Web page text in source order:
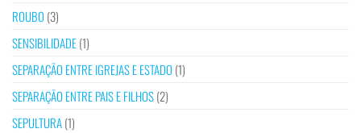
ROUBO (3)
SENSIBILIDADE(1)
SEPARAÇÃO ENTRE IGREJAS E ESTADO (1)
SEPARAÇÃO ENTRE PAIS E FILHOS(2)
SEPULTURA(1)